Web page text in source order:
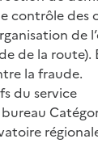
contrôle des
de
de la route).
la fraude.
du service